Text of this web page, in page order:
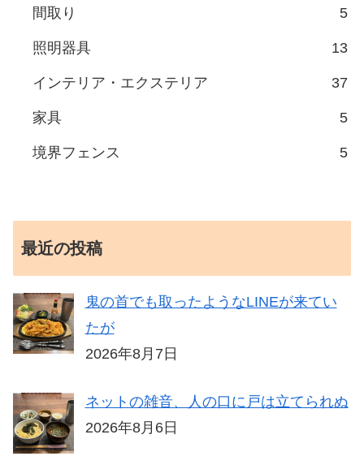
間取り 5
照明器具 13
インテリア・エクステリア 37
家具 5
境界フェンス 5
最近の投稿
鬼の首でも取ったようなLINEが来てい
たが
2026年8月7日
ネットの雑音、人の口に戸は立てられぬ
2026年8月6日